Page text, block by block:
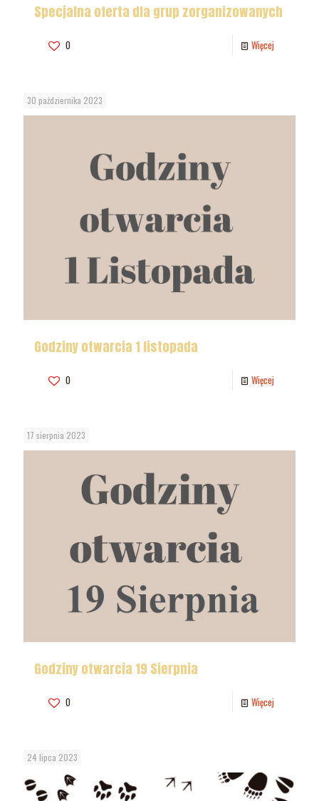
Specjalna oferta dla grup zorganizowanych
0 Więcej
30 października 2023
Godziny otwarcia 1 listopada
0 Więcej
17 sierpnia 2023
Godziny otwarcia 19 Sierpnia
0 Więcej
24 lipca 2023